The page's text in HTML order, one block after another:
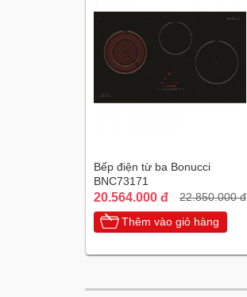
Bếp điện từ ba Bonucci
BNC73171
20.564.000 đ 22.850.000 đ
Thêm vào giỏ hàng